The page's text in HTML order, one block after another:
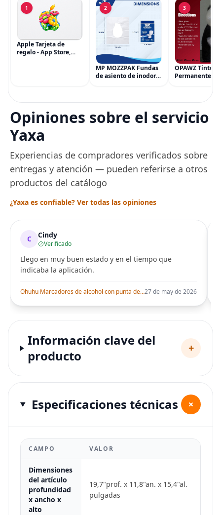
1
Apple Tarjeta de
regalo - App Store,
2
MP MOZZPAK Fundas
de asiento de inodoro
para entrenamiento
3
OPAWZ Tinte
Permanente
Tinte para
Peluquería
una Década,
Opiniones sobre el servicio
Yaxa
Experiencias de compradores verificados sobre
entregas y atención — pueden referirse a otros
productos del catálogo
¿Yaxa es confiable? Ver todas las opiniones
C Cindy
Verificado
Llego en muy buen estado y en el tiempo que
indicaba la aplicación.
Ohuhu Marcadores de alcohol con punta de pincel – Juego de marcadores artísticos de doble punta con certificación AP para artistas adultos27 de may de 2026
Información clave del
producto
+
Especificaciones técnicas +
CAMPO VALOR
Dimensiones
del artículo
profundidad
x ancho x
alto
19,7"prof. x 11,8"an. x 15,4"al.
pulgadas